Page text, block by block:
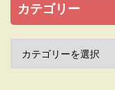
カテゴリー